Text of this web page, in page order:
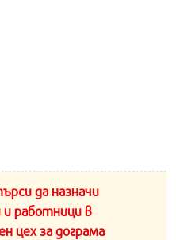
да назначи
работници в
цех за дограма